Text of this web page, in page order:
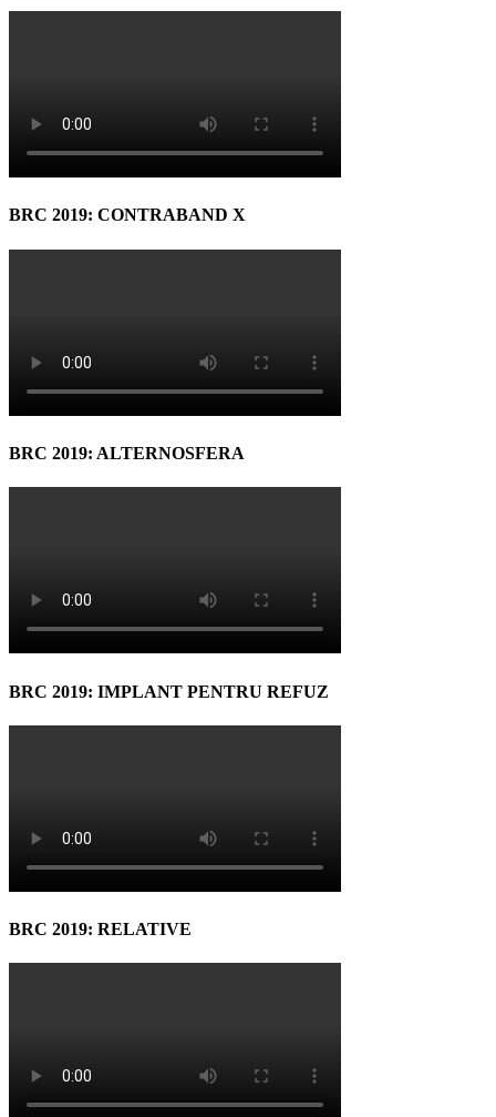
BRC 2019: CONTRABAND X
BRC 2019: ALTERNOSFERA
BRC 2019: IMPLANT PENTRU REFUZ
BRC 2019: RELATIVE